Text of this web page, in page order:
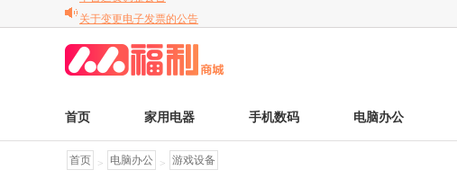
关于变更电子发票的公告
平台运费调整公告
首页 家用电器 手机数码 电脑办公
首页 > 电脑办公 > 游戏设备